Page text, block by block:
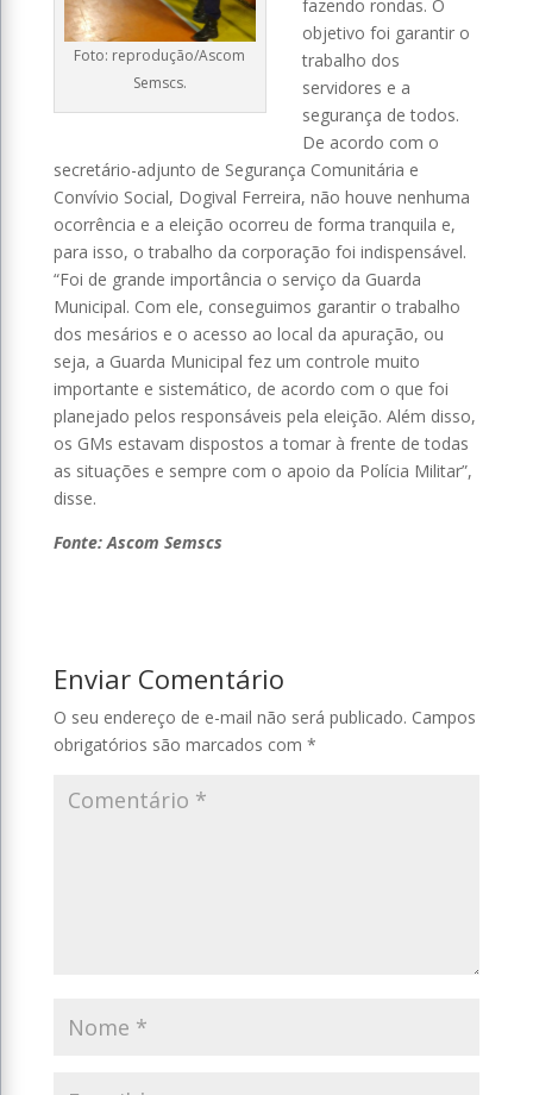
Foto: reprodução/Ascom
Semscs.
fazendo rondas. O
objetivo foi garantir o
trabalho dos
servidores e a
segurança de todos.
De acordo com o
secretário-adjunto de Segurança Comunitária e
Convívio Social, Dogival Ferreira, não houve nenhuma
ocorrência e a eleição ocorreu de forma tranquila e,
para isso, o trabalho da corporação foi indispensável.
“Foi de grande importância o serviço da Guarda
Municipal. Com ele, conseguimos garantir o trabalho
dos mesários e o acesso ao local da apuração, ou
seja, a Guarda Municipal fez um controle muito
importante e sistemático, de acordo com o que foi
planejado pelos responsáveis pela eleição. Além disso,
os GMs estavam dispostos a tomar à frente de todas
as situações e sempre com o apoio da Polícia Militar”,
disse.
Fonte: Ascom Semscs
Enviar Comentário
O seu endereço de e-mail não será publicado. Campos
obrigatórios são marcados com *